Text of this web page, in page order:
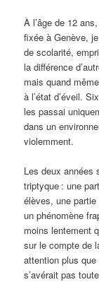
À l’âge de 12
fixée à Genève,
de scolarité,
la différence
mais quand
à l’état d’éveil.
les passai
dans un
violemment.
Les deux années
triptyque : une
élèves, une
un phénomène
moins lentement
sur le compte de
attention plus
s’avérait pas